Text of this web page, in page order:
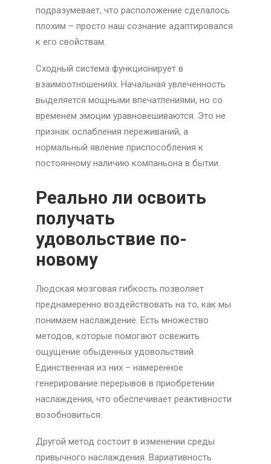
подразумевает, что расположение сделалось
плохим – просто наш сознание адаптировался
к его свойствам.
Сходный система функционирует в
взаимоотношениях. Начальная увлеченность
выделяется мощными впечатлениями, но со
временем эмоции уравновешиваются. Это не
признак ослабления переживаний, а
нормальный явление приспособления к
постоянному наличию компаньона в бытии.
Реально ли освоить
получать
удовольствие по-
новому
Людская мозговая гибкость позволяет
преднамеренно воздействовать на то, как мы
понимаем наслаждение. Есть множество
методов, которые помогают освежить
ощущение обыденных удовольствий.
Единственная из них – намеренное
генерирование перерывов в приобретении
наслаждения, что обеспечивает реактивности
возобновиться.
Другой метод состоит в изменении среды
привычного наслаждения. Вариативность